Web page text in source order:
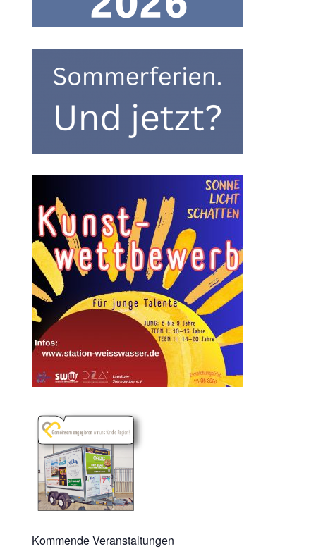
Kommende Veranstaltungen